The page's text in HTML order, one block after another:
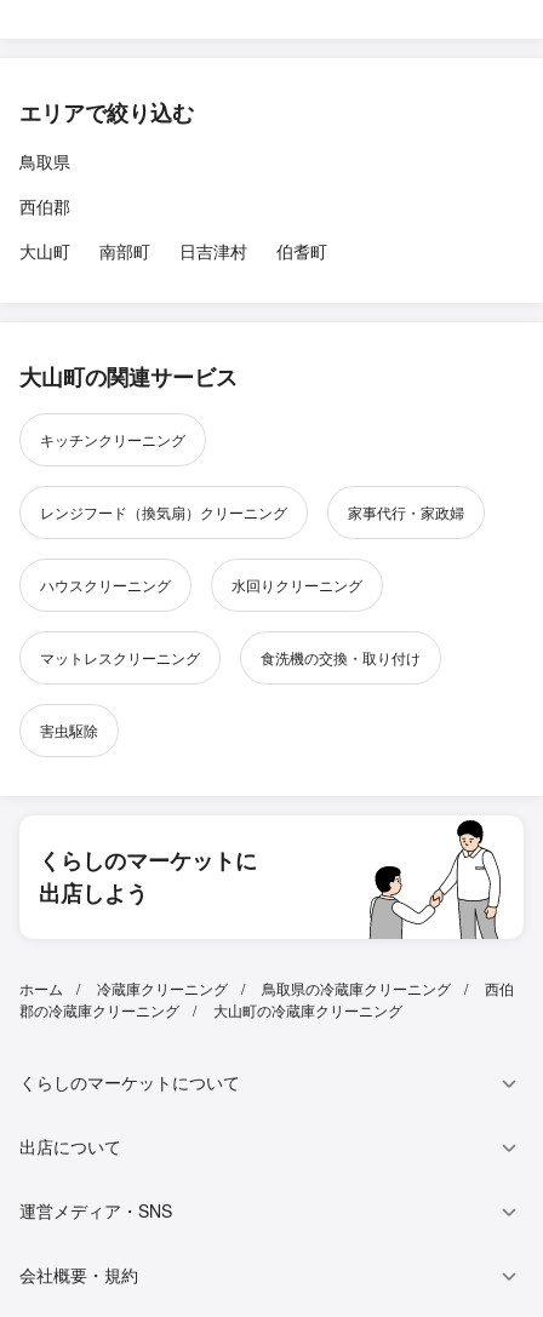
エリアで絞り込む
鳥取県
西伯郡
大山町
南部町 日吉津村 伯耆町
大山町の関連サービス
キッチンクリーニング
レンジフード（換気扇）クリーニング 家事代行・家政婦
ハウスクリーニング 水回りクリーニング
マットレスクリーニング 食洗機の交換・取り付け
害虫駆除
くらしのマーケットに
出店しよう
ホーム 冷蔵庫クリーニング 鳥取県の冷蔵庫クリーニング
西伯
郡の冷蔵庫クリーニング
大山町の冷蔵庫クリーニング
くらしのマーケットについて
出店について
運営メディア・SNS
会社概要・規約